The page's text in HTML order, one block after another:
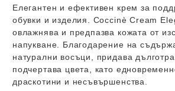
Елегантен и ефективен крем за
обувки и изделия. Coccinè Cream
овлажнява и предпазва кожата от
напукване. Благодарение на
натурални восъци, придава
подчертава цвета, като
драскотини и несъвършенства.